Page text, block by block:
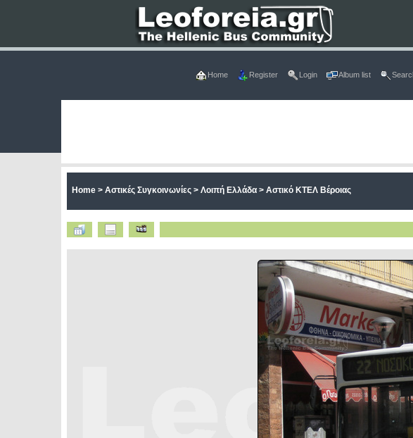
Home Register Login Album list
Home >Αστικές Συγκοινωνίες >Λοιπή Ελλάδα >Αστικό ΚΤΕΛ Βέροιας